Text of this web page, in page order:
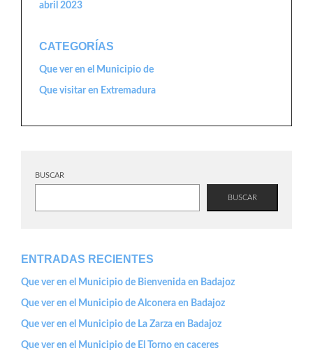
abril 2023
CATEGORÍAS
Que ver en el Municipio de
Que visitar en Extremadura
BUSCAR
BUSCAR
ENTRADAS RECIENTES
Que ver en el Municipio de Bienvenida en Badajoz
Que ver en el Municipio de Alconera en Badajoz
Que ver en el Municipio de La Zarza en Badajoz
Que ver en el Municipio de El Torno en caceres